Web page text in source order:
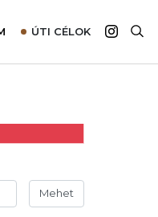
ÚTI CÉLOK
Afrika
Mehet